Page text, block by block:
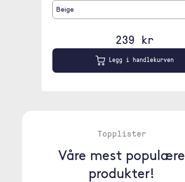
Beige
239 kr
Legg i handlekurven
Topplister
Våre mest populære
produkter!